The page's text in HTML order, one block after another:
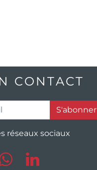
CONTACT
S'abonner
réseaux sociaux